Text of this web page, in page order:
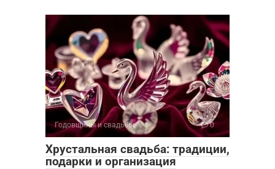
Годовщины и свадьбы 0
Хрустальная свадьба: традиции,
подарки и организация